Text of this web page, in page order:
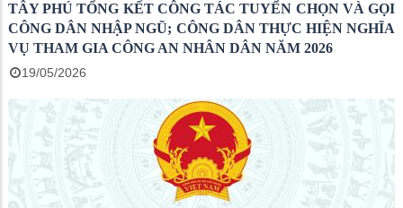
TÂY PHÚ TỔNG KẾT CÔNG TÁC TUYỂN CHỌN VÀ GỌI
CÔNG DÂN NHẬP NGŨ; CÔNG DÂN THỰC HIỆN NGHĨA
VỤ THAM GIA CÔNG AN NHÂN DÂN NĂM 2026
19/05/2026